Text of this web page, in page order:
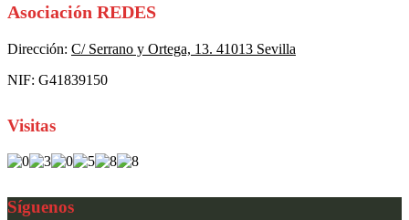
Asociación REDES
Dirección: C/ Serrano y Ortega, 13. 41013 Sevilla
NIF: G41839150
Visitas
Síguenos